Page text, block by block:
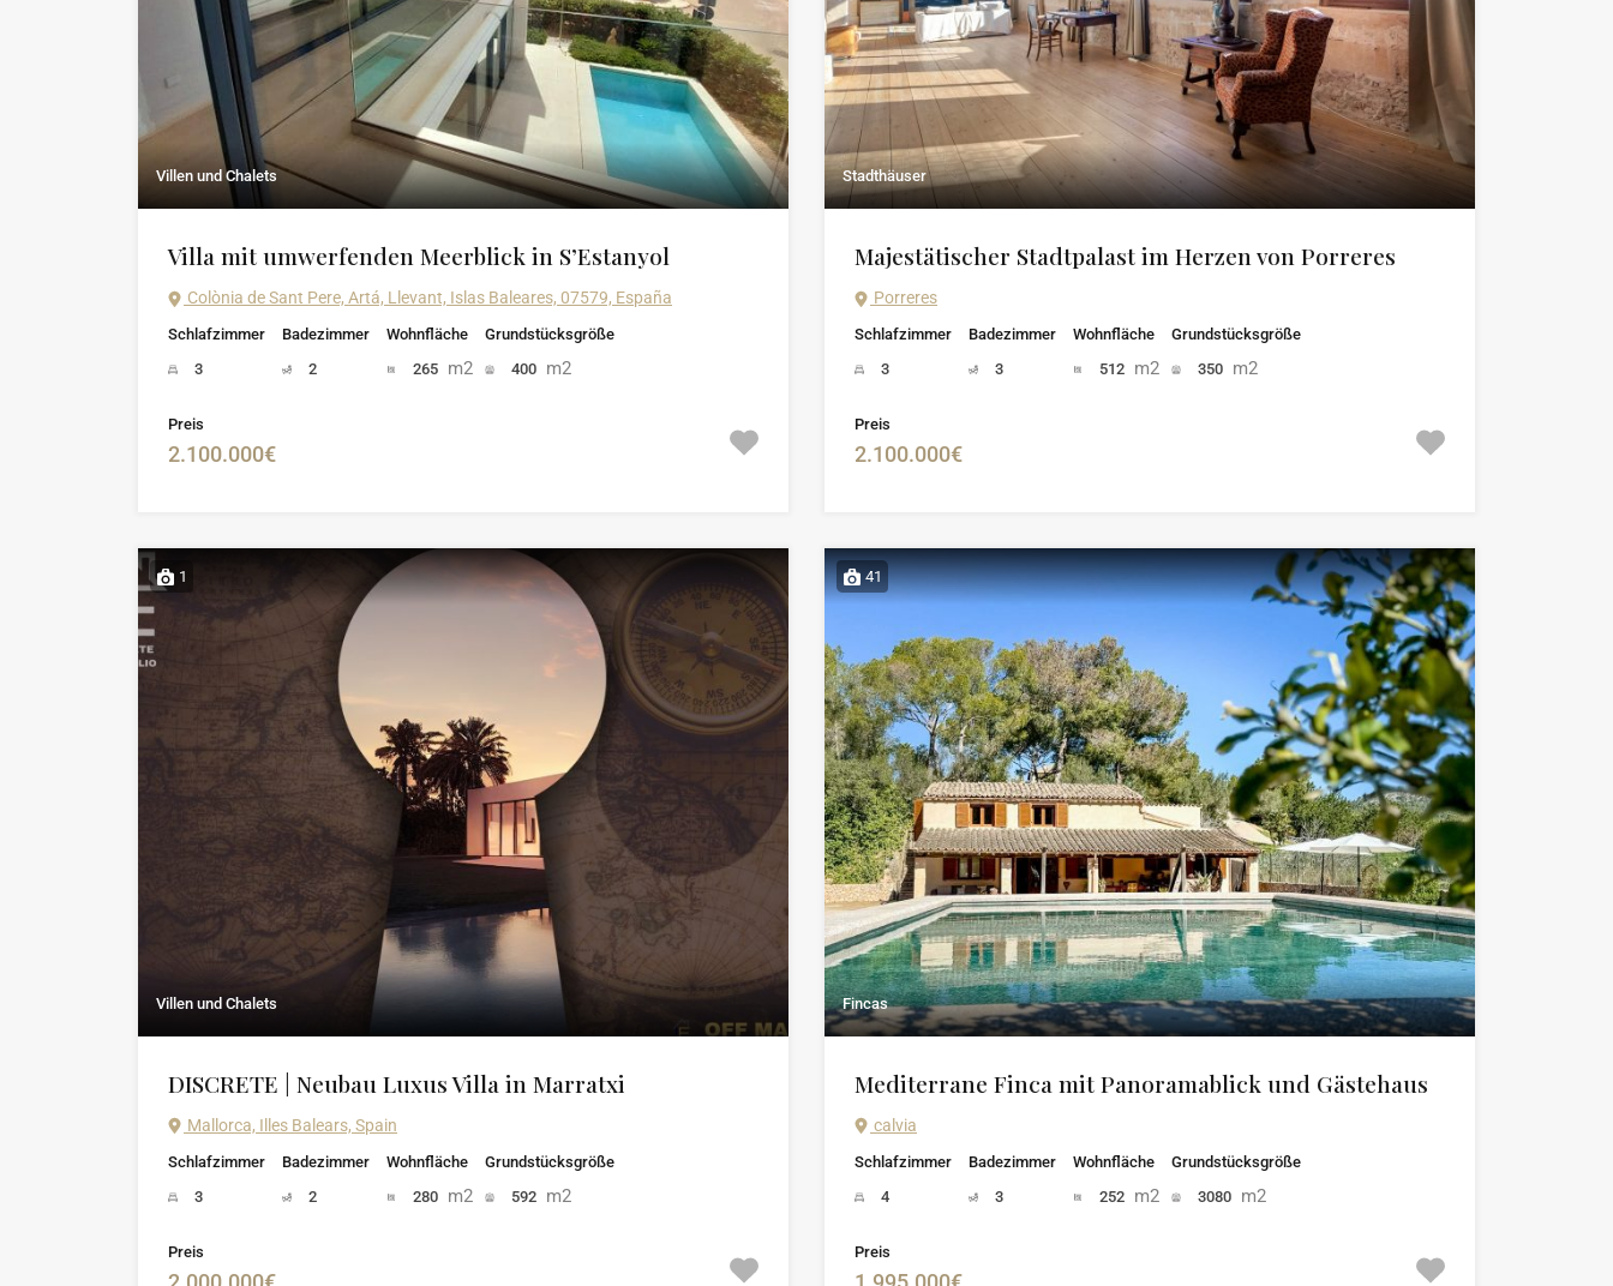
Villen und Chalets
Villa mit umwerfenden Meerblick in S’Estanyol
Colònia de Sant Pere, Artá, Llevant, Islas Baleares, 07579, España
Schlafzimmer
3
Badezimmer
2
Wohnfläche
265 m2
Grundstücksgröße
400 m2
Preis
2.100.000€
Stadthäuser
Majestätischer Stadtpalast im Herzen von Porreres
Porreres
Schlafzimmer
3
Badezimmer
3
Wohnfläche
512 m2
Grundstücksgröße
350 m2
Preis
2.100.000€
1
Villen und Chalets
DISCRETE | Neubau Luxus Villa in Marratxi
Mallorca, Illes Balears, Spain
Schlafzimmer
3
Badezimmer
2
Wohnfläche
280 m2
Grundstücksgröße
592 m2
Preis
41
Fincas
Mediterrane Finca mit Panoramablick und Gästehaus
calvia
Schlafzimmer
4
Badezimmer
3
Wohnfläche
252 m2
Grundstücksgröße
3080 m2
Preis